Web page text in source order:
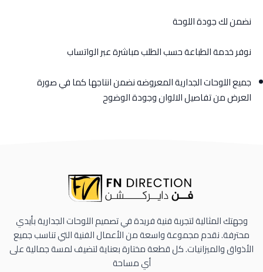
نضمن لك جودة اللوحة
نوفر خدمة الطباعة حسب الطلب مباشرة عبر الواتساب
جميع اللوحات الجدارية المعروضه نضمن انتاجها كما في صورة
العرض من تفاصيل الالوان وجودة الوضوح
وجهتك المثالية لتجربة فنية فريدة في تصميم اللوحات الجدارية بأيدي
محترفة. نقدم مجموعة واسعة من الأعمال الفنية التي تناسب جميع
الأذواق والميزانيات. كل قطعة مختارة بعناية لتضيف لمسة جمالية على
أي مساحة